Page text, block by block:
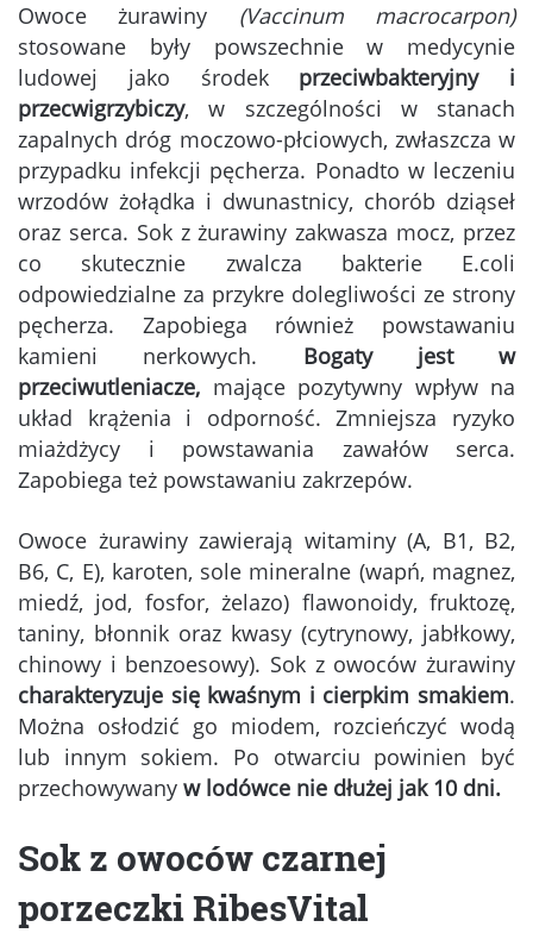
Owoce żurawiny (Vaccinum macrocarpon)
stosowane były powszechnie w medycynie
ludowej jako środek przeciwbakteryjny i
przecwigrzybiczy, w szczególności w stanach
zapalnych dróg moczowo-płciowych, zwłaszcza w
przypadku infekcji pęcherza. Ponadto w leczeniu
wrzodów żołądka i dwunastnicy, chorób dziąseł
oraz serca. Sok z żurawiny zakwasza mocz, przez
co skutecznie zwalcza bakterie E.coli
odpowiedzialne za przykre dolegliwości ze strony
pęcherza. Zapobiega również powstawaniu
kamieni nerkowych. Bogaty jest w
przeciwutleniacze, mające pozytywny wpływ na
układ krążenia i odporność. Zmniejsza ryzyko
miażdżycy i powstawania zawałów serca.
Zapobiega też powstawaniu zakrzepów.
Owoce żurawiny zawierają witaminy (A, B1, B2,
B6, C, E), karoten, sole mineralne (wapń, magnez,
miedź, jod, fosfor, żelazo) flawonoidy, fruktozę,
taniny, błonnik oraz kwasy (cytrynowy, jabłkowy,
chinowy i benzoesowy). Sok z owoców żurawiny
charakteryzuje się kwaśnym i cierpkim smakiem.
Można osłodzić go miodem, rozcieńczyć wodą
lub innym sokiem. Po otwarciu powinien być
przechowywany w lodówce nie dłużej jak 10 dni.
Sok z owoców czarnej
porzeczki RibesVital